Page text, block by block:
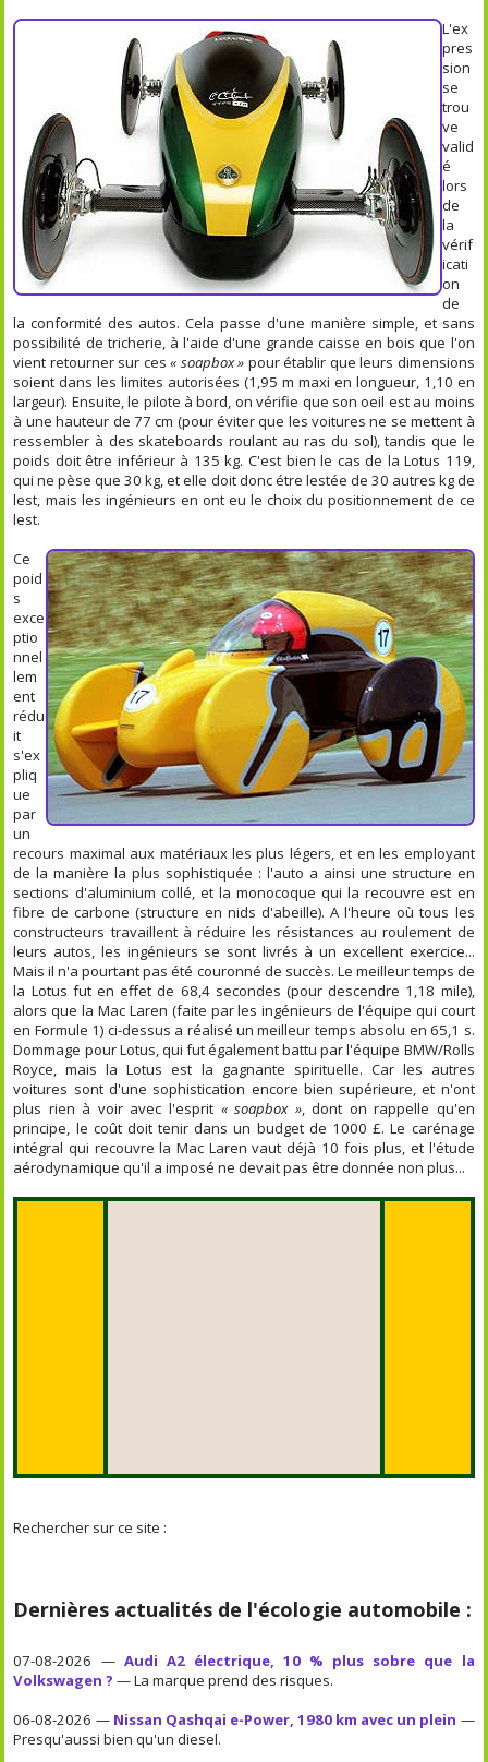
L'ex
pres
sion
se
trou
ve
valid
é
lors
de
la
vérif
icati
on
de
la conformité des autos. Cela passe d'une manière simple, et sans
possibilité de tricherie, à l'aide d'une grande caisse en bois que l'on
vient retourner sur ces« soapbox » pour établir que leurs dimensions
soient dans les limites autorisées (1,95 m maxi en longueur, 1,10 en
largeur). Ensuite, le pilote à bord, on vérifie que son oeil est au moins
à une hauteur de 77 cm (pour éviter que les voitures ne se mettent à
ressembler à des skateboards roulant au ras du sol), tandis que le
poids doit être inférieur à 135 kg. C'est bien le cas de la Lotus 119,
qui ne pèse que 30 kg, et elle doit donc étre lestée de 30 autres kg de
lest, mais les ingénieurs en ont eu le choix du positionnement de ce
lest.
Ce
poid
s
exce
ptio
nnel
lem
ent
rédu
it
s'ex
pliq
ue
par
un
recours maximal aux matériaux les plus légers, et en les employant
de la manière la plus sophistiquée : l'auto a ainsi une structure en
sections d'aluminium collé, et la monocoque qui la recouvre est en
fibre de carbone (structure en nids d'abeille). A l'heure où tous les
constructeurs travaillent à réduire les résistances au roulement de
leurs autos, les ingénieurs se sont livrés à un excellent exercice...
Mais il n'a pourtant pas été couronné de succès. Le meilleur temps de
la Lotus fut en effet de 68,4 secondes (pour descendre 1,18 mile),
alors que la Mac Laren (faite par les ingénieurs de l'équipe qui court
en Formule 1) ci-dessus a réalisé un meilleur temps absolu en 65,1 s.
Dommage pour Lotus, qui fut également battu par l'équipe BMW/Rolls
Royce, mais la Lotus est la gagnante spirituelle. Car les autres
voitures sont d'une sophistication encore bien supérieure, et n'ont
plus rien à voir avec l'esprit « soapbox », dont on rappelle qu'en
principe, le coût doit tenir dans un budget de 1000 £. Le carénage
intégral qui recouvre la Mac Laren vaut déjà 10 fois plus, et l'étude
aérodynamique qu'il a imposé ne devait pas être donnée non plus...
Rechercher sur ce site :
Dernières actualités de l'écologie automobile :
07-08-2026 — Audi A2 électrique, 10 % plus sobre que la
Volkswagen ? — La marque prend des risques.
06-08-2026 — Nissan Qashqai e-Power, 1980 km avec un plein —
Presqu'aussi bien qu'un diesel.